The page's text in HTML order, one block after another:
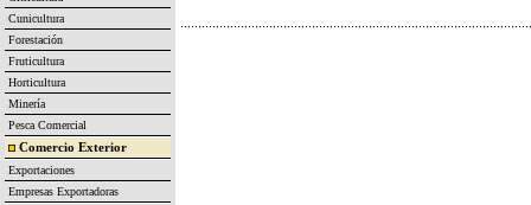
Cunicultura
Forestación
Fruticultura
Horticultura
Minería
Pesca Comercial
Comercio Exterior
Exportaciones
Empresas Exportadoras